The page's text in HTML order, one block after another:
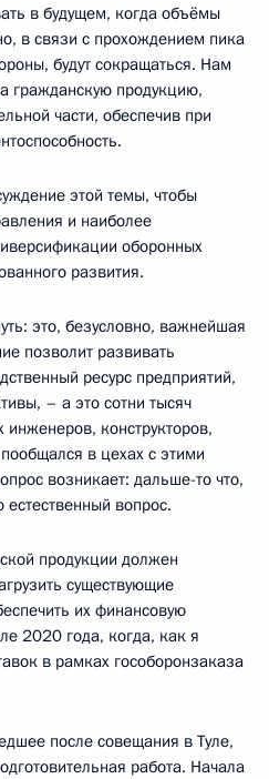
в будущем, когда объёмы
в связи с прохождением пика
будут сокращаться. Нам
гражданскую продукцию,
части, обеспечив при
этой темы, чтобы
и наиболее
оборонных
развития.
это, безусловно, важнейшая
позволит развивать
ресурс предприятий,
– а это сотни тысяч
конструкторов,
в цехах с этими
возникает: дальше-то что,
естественный вопрос.
продукции должен
существующие
их финансовую
2020 года, когда, как я
в рамках гособоронзаказа
после совещания в Туле,
работа. Начала